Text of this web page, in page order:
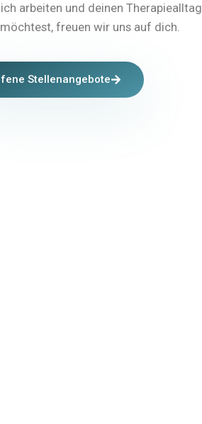
arbeiten und deinen Therapiealltag
freuen wir uns auf dich.
Stellenangebote